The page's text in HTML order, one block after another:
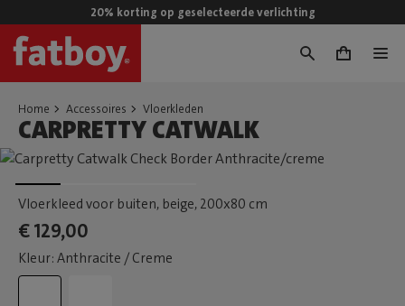
20% korting op geselecteerde verlichting
0
Home Accessoires Vloerkleden
CARPRETTY CATWALK
Vloerkleed voor buiten, beige, 200x80 cm
€ 129,00
Kleur: Anthracite / Creme